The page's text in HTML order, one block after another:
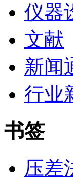
仪器
文献
新闻
行业
书签
压差